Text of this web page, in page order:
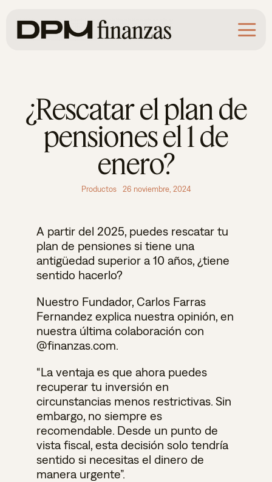
contenido
¿Rescatar el plan de
pensiones el 1 de
enero?
Productos 26 noviembre, 2024
A partir del 2025, puedes rescatar tu
plan de pensiones si tiene una
antigüedad superior a 10 años, ¿tiene
sentido hacerlo?
Nuestro Fundador, Carlos Farras
Fernandez explica nuestra opinión, en
nuestra última colaboración con
@finanzas.com.
“La ventaja es que ahora puedes
recuperar tu inversión en
circunstancias menos restrictivas. Sin
embargo, no siempre es
recomendable. Desde un punto de
vista fiscal, esta decisión solo tendría
sentido si necesitas el dinero de
manera urgente”.